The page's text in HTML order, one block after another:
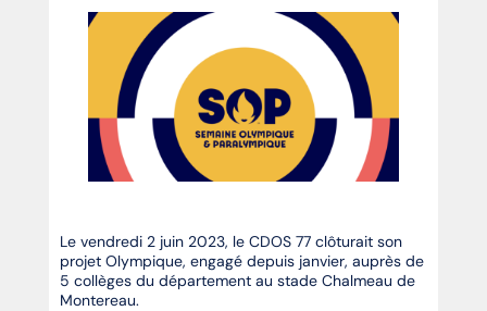
Le vendredi 2 juin 2023, le CDOS 77 clôturait son
projet Olympique, engagé depuis janvier, auprès de
5 collèges du département au stade Chalmeau de
Montereau.